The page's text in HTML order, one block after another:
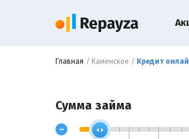
Главная Каменское Кредит
Сумма займа
-